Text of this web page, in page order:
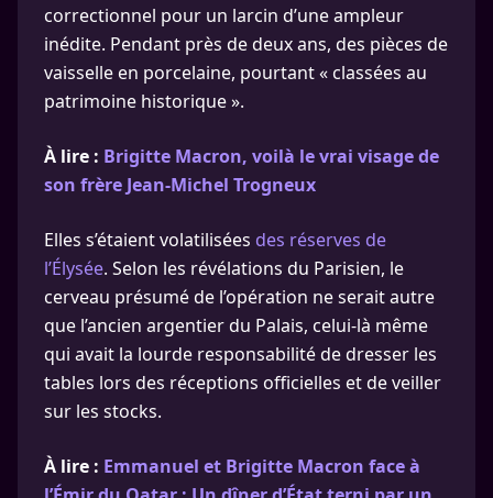
correctionnel pour un larcin d’une ampleur
inédite. Pendant près de deux ans, des pièces de
vaisselle en porcelaine, pourtant « classées au
patrimoine historique ».
À lire : Brigitte Macron, voilà le vrai visage de
son frère Jean-Michel Trogneux
Elles s’étaient volatilisées des réserves de
l’Élysée. Selon les révélations du Parisien, le
cerveau présumé de l’opération ne serait autre
que l’ancien argentier du Palais, celui-là même
qui avait la lourde responsabilité de dresser les
tables lors des réceptions officielles et de veiller
sur les stocks.
À lire : Emmanuel et Brigitte Macron face à